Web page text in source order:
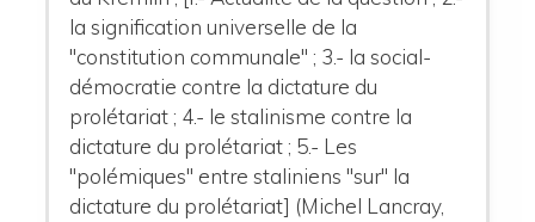
la signification universelle de la
"constitution communale" ; 3.- la social-
démocratie contre la dictature du
prolétariat ; 4.- le stalinisme contre la
dictature du prolétariat ; 5.- Les
"polémiques" entre staliniens "sur" la
dictature du prolétariat] (Michel Lancray,